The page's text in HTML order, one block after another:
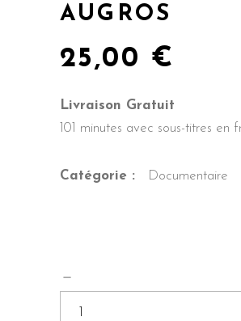
AUGROS
25,00 €
Livraison Gratuit
101 minutes avec sous-titres en
Catégorie : Documentaire